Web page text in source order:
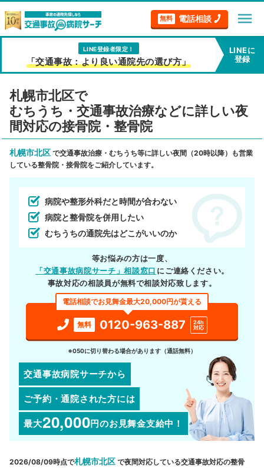
無料 電話相談 menu
LINE登録者限定！
「交通事故：より良い通院先の選び方」
LINEに
登録
札幌市北区で
むちうち・交通事故治療などに詳しい夜
間対応の接骨院・整骨院
札幌市北区 で交通事故治療・むちうち等に詳しい夜間（20時以降）も営業
している整骨院・接骨院をご紹介しています。
病院や整形外科だと時間が合わない
病院と整骨院を併用したい
むちうちの通院先はどこがいいのか
等お悩みの方は一度、
「交通事故病院サーチ」相談窓口 にご連絡ください。
事故対応の相談員が無料で相談対応致します。
電話相談でお見舞金最大20,000円が貰える
無料 0120-963-887
24h
対応
※050に切り替わる場合があります（通話無料）
交通事故病院サーチから
ご予約・通院された方には
最大20,000円のお見舞金支給中！
2026/08/09時点で札幌市北区 で夜間対応している交通事故対応の整骨